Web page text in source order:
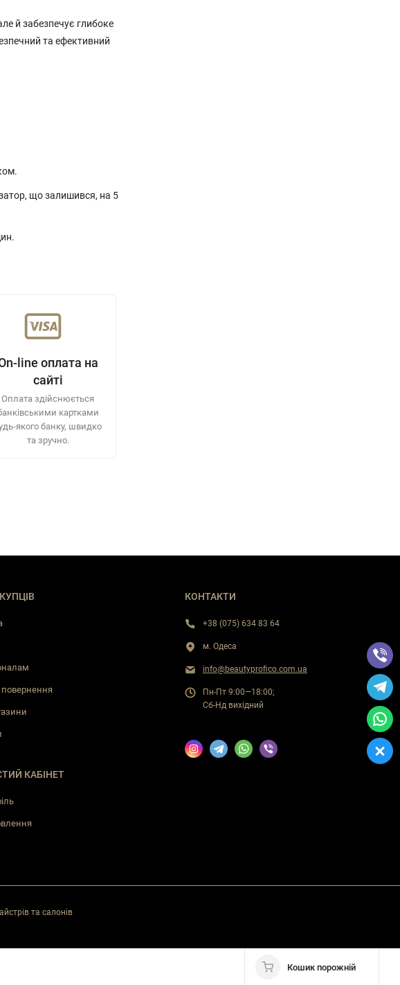
й забезпечує глибоке
та ефективний
що залишився, на 5
line оплата на
сайті
Оплата здійснюється
картками
якого банку, швидко
та зручно.
повернення
КАБІНЕТ
КОНТАКТИ
+38 (075) 634 83 64
м. Одеса
info@beautyprofico.com.ua
Пн-Пт 9:00—18:00;
Сб-Нд вихідний
та салонів
Кошик порожній